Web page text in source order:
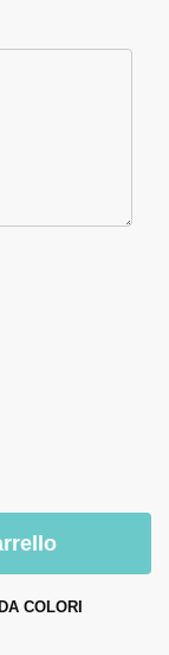
COLORI